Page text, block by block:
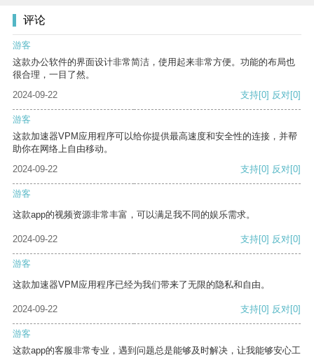
评论
游客
这款办公软件的界面设计非常简洁，使用起来非常方便。功能的布局也
很合理，一目了然。
2024-09-22
支持[0] 反对[0]
游客
这款加速器VPM应用程序可以给你提供最高速度和安全性的连接，并帮
助你在网络上自由移动。
2024-09-22
支持[0] 反对[0]
游客
这款app的视频资源非常丰富，可以满足我不同的娱乐需求。
2024-09-22 支持[0] 反对[0]
游客
这款加速器VPM应用程序已经为我们带来了无限的隐私和自由。
2024-09-22 支持[0] 反对[0]
游客
这款app的客服非常专业，遇到问题总是能够及时解决，让我能够安心工